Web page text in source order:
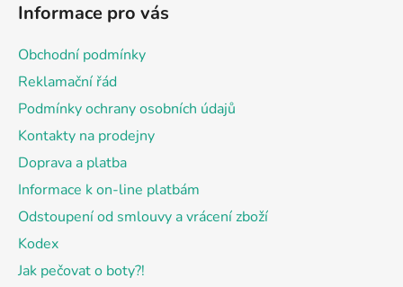
Informace pro vás
Obchodní podmínky
Reklamační řád
Podmínky ochrany osobních údajů
Kontakty na prodejny
Doprava a platba
Informace k on-line platbám
Odstoupení od smlouvy a vrácení zboží
Kodex
Jak pečovat o boty?!